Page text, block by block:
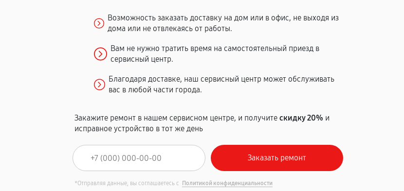
Возможность заказать доставку на дом или в офис, не выходя из
дома или не отвлекаясь от работы.
Вам не нужно тратить время на самостоятельный приезд в
сервисный центр.
Благодаря доставке, наш сервисный центр может обслуживать
вас в любой части города.
Закажите ремонт в нашем сервисном центре, и получитескидку 20% и
исправное устройство в тот же день
*Отправляя данные, вы соглашаетесь с Политикой конфиденциальности